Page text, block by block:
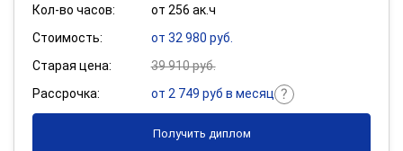
Кол-во часов:
от 256 ак.ч
Стоимость:
от 32 980 руб.
Старая цена:
39 910 руб.
Рассрочка:
от 2 749 руб в месяц
Получить диплом